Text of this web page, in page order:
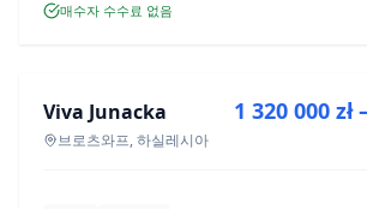
매수자 수수료 없음
신규 분양
Viva Junacka
브로츠와프, 하실레시아
1 320 000 zł